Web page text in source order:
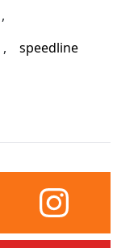
speedline